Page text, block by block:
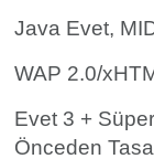
Java Evet,
WAP 2.0/
Evet 3 +
Önceden